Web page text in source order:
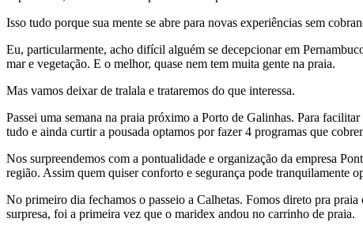
Isso tudo porque sua mente se abre para novas experiências sem
Eu, particularmente, acho difícil alguém se decepcionar em
mar e vegetação. E o melhor, quase nem tem muita gente na praia.
Mas vamos deixar de tralala e trataremos do que interessa.
Passei uma semana na praia próximo a Porto de Galinhas. Para
tudo e ainda curtir a pousada optamos por fazer 4 programas que
Nos surpreendemos com a pontualidade e organização da empresa
região. Assim quem quiser conforto e segurança pode tranquilamente
No primeiro dia fechamos o passeio a Calhetas. Fomos direto pra
surpresa, foi a primeira vez que o maridex andou no carrinho de praia.